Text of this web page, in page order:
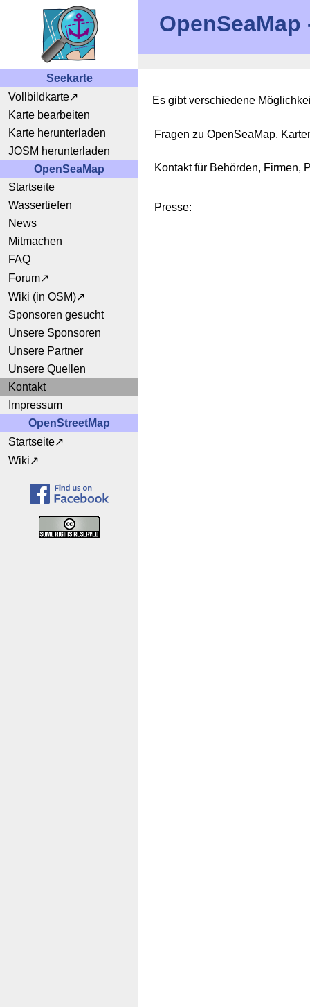
Seekarte
Vollbildkarte
Karte bearbeiten
Karte herunterladen
JOSM herunterladen
OpenSeaMap
Startseite
Wassertiefen
News
Mitmachen
FAQ
Forum
Wiki (in OSM)
Sponsoren gesucht
Unsere Sponsoren
Unsere Partner
Unsere Quellen
Kontakt
Impressum
OpenStreetMap
Startseite
Wiki
Es gibt verschiedene
Fragen zu OpenSeaMap,
Kontakt für Behörden, Firmen,
Presse: